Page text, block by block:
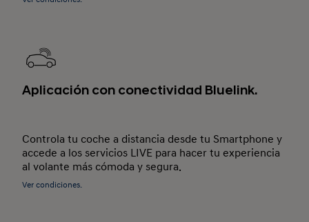
Aplicación con conectividad Bluelink.
Controla tu coche a distancia desde tu Smartphone y
accede a los servicios LIVE para hacer tu experiencia
al volante más cómoda y segura.
Ver condiciones.